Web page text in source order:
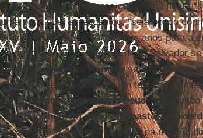
dias, referiu-se aRomerocomo uma figura
uma pena que, acrescentou, “seja pouco
difamado”. Contudo, faltam três anos para a
de agosto de 1917. A Igrejade El Salvador se
tempo para o beatoRomeroseja conhecido
Cada ano será dedicado a um tema. O
lema “Romero, homem de Deus”; o
“Romero, homem da Igreja, pastor e
agosto de 2017, estará centrado na relação